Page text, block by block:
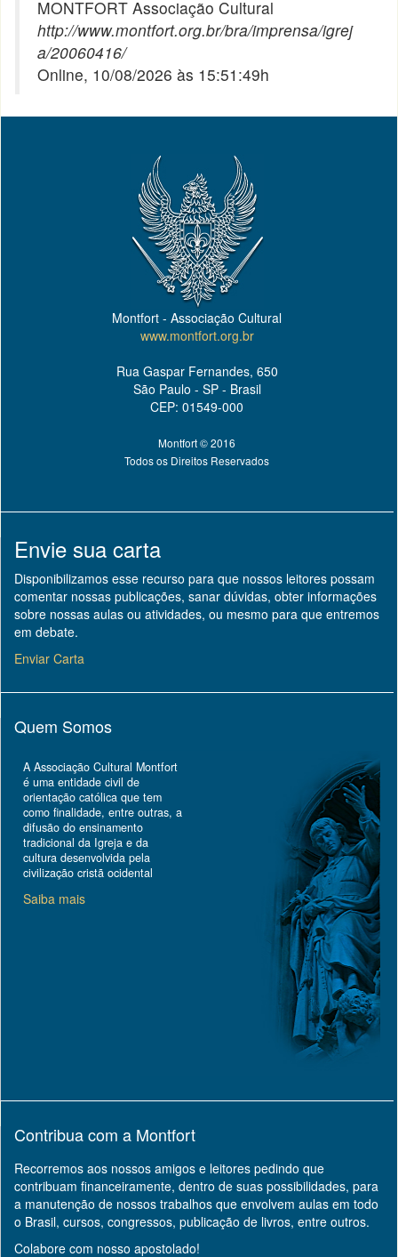
MONTFORT Associação Cultural
http://www.montfort.org.br/bra/imprensa/igrej
a/20060416/
Online, 10/08/2026 às 15:51:49h
Montfort - Associação Cultural
www.montfort.org.br
Rua Gaspar Fernandes, 650
São Paulo - SP - Brasil
CEP: 01549-000
Montfort © 2016
Todos os Direitos Reservados
Envie sua carta
Disponibilizamos esse recurso para que nossos leitores possam
comentar nossas publicações, sanar dúvidas, obter informações
sobre nossas aulas ou atividades, ou mesmo para que entremos
em debate.
Enviar Carta
Quem Somos
A Associação Cultural Montfort
é uma entidade civil de
orientação católica que tem
como finalidade, entre outras, a
difusão do ensinamento
tradicional da Igreja e da
cultura desenvolvida pela
civilização cristã ocidental
Saiba mais
Contribua com a Montfort
Recorremos aos nossos amigos e leitores pedindo que
contribuam financeiramente, dentro de suas possibilidades, para
a manutenção de nossos trabalhos que envolvem aulas em todo
o Brasil, cursos, congressos, publicação de livros, entre outros.
Colabore com nosso apostolado!